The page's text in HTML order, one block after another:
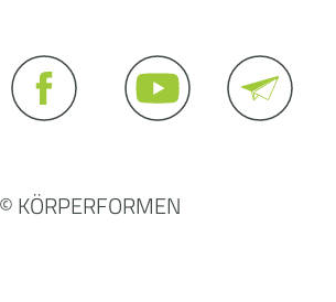
© KÖRPERFORMEN